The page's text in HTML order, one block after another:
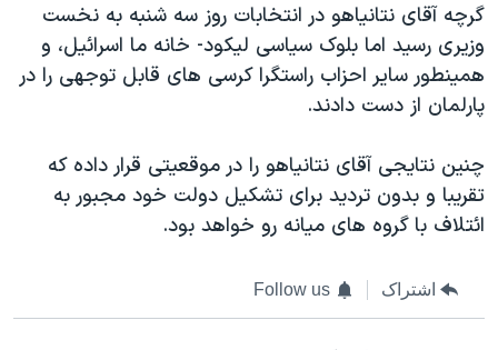
سفر پرزیدنت ترامپ به چین
گرچه آقای نتانیاهو در انتخابات روز سه شنبه به نخست
وزیری رسید اما بلوک سیاسی لیکود- خانه ما اسرائیل، و
همینطور سایر احزاب راستگرا کرسی های قابل توجهی را در
پارلمان از دست دادند.
چنین نتایجی آقای نتانیاهو را در موقعیتی قرار داده که
تقریبا و بدون تردید برای تشکیل دولت خود مجبور به
ائتلاف با گروه های میانه رو خواهد بود.
اشتراک Follow us